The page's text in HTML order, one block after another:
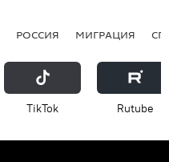
РОССИЯ МИГРАЦИЯ
ТikТоk Rutube